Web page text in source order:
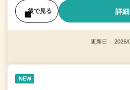
後で見る 詳
更新日：
NEW